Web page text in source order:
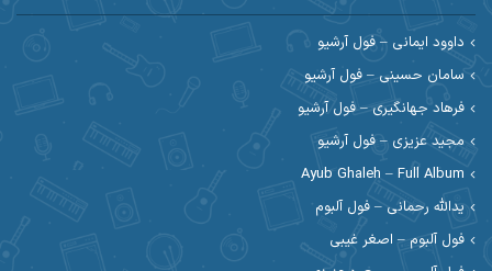
احمد بیرانوند
احمد صحراییان
احمد نازدار احمد نوریان
احمدرضا امرایی
ارسلان منصوری ارسی بند
داوود ایمانی – فول آرشیو
سامان حسینی – فول آرشیو
فرهاد جهانگیری – فول آرشیو
مجید عزیزی – فول آرشیو
Ayub Ghaleh – Full Album
یدالله رحمانی – فول آلبوم
فول آلبوم – اصغر غیبی